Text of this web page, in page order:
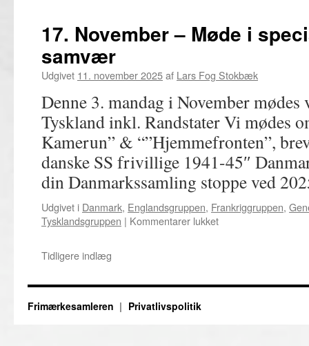
år
17. November – Møde i
samvær
Udgivet 11. november 2025af Lars Fog Stokbæk
Denne 3. mandag i November
Tyskland inkl. Randstater Vi mødes
Kamerun” & “”Hjemmefronten”,
danske SS frivillige 1941-45″
din Danmarkssamling stoppe ved
Udgivet i Danmark, Englandsgruppen, Frankriggruppen,
Tysklandsgruppen | Kommentarer lukkettil
i
Tidligere indlæg
Frimærkesamleren Privatlivspolitik